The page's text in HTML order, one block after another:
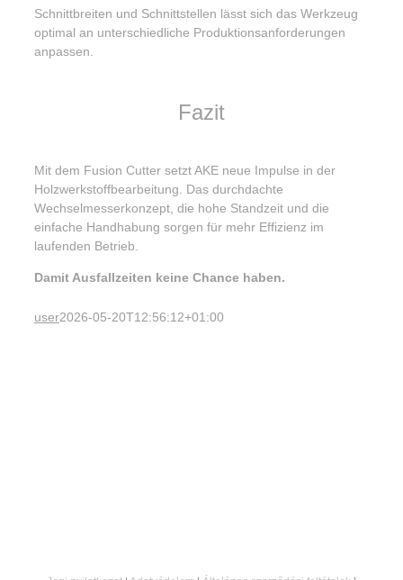
Schnittbreiten und Schnittstellen lässt sich das Werkzeug
optimal an unterschiedliche Produktionsanforderungen
anpassen.
Fazit
Mit dem Fusion Cutter setzt AKE neue Impulse in der
Holzwerkstoffbearbeitung. Das durchdachte
Wechselmesserkonzept, die hohe Standzeit und die
einfache Handhabung sorgen für mehr Effizienz im
laufenden Betrieb.
Damit Ausfallzeiten keine Chance haben.
user2026-05-20T12:56:12+01:00